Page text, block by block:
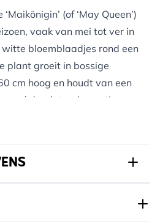
(of ‘May Queen’)
vaak van mei tot ver in
bloemblaadjes rond een
plant groeit in bossige
cm hoog en houdt van een
goed doorlatende, matig
het voorjaar of najaar; deze
te verminderen en vocht
weghalen van uitgebloeide
De nectar en
aantrekkelijk voor
Kwekerij Verhoeven